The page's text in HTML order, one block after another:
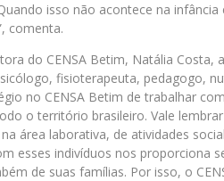
isso não acontece na
comenta.
do CENSA Betim, Natália Costa,
fisioterapeuta, pedagogo,
no CENSA Betim de trabalhar
o território brasileiro. Vale
área laborativa, de atividades
esses indivíduos nos proporciona
de suas famílias. Por isso, o